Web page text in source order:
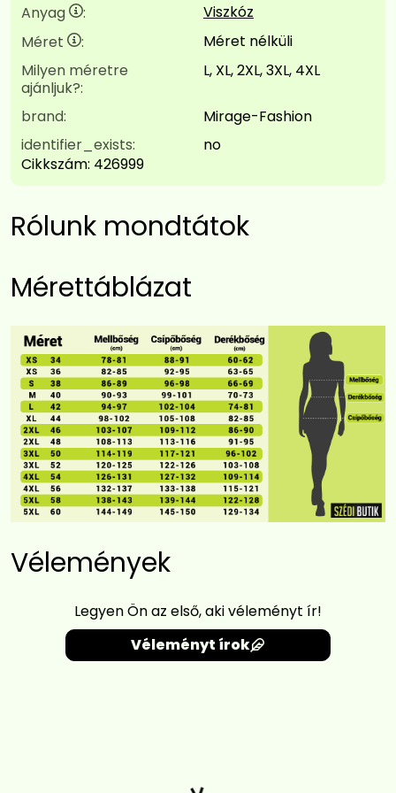
Anyag :
Viszkóz
Méret
:
Méret nélküli
Milyen méretre
ajánljuk?:
L, XL, 2XL, 3XL, 4XL
brand:
Mirage-Fashion
identifier_exists:
no
Cikkszám: 426999
Rólunk mondtátok
Mérettáblázat
Vélemények
Legyen Ön az első, aki véleményt ír!
Véleményt írok